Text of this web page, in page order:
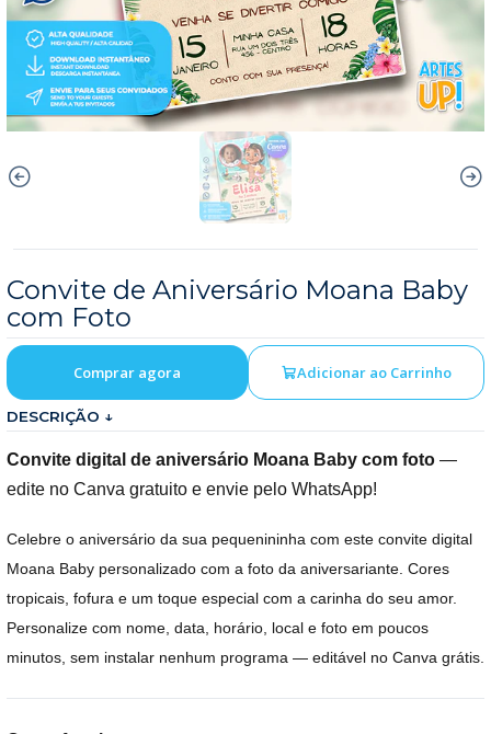
Convite de Aniversário Moana Baby
com Foto
Adicionar ao Carrinho
Comprar agora
DESCRIÇÃO ↓
Convite digital de aniversário Moana Baby com foto —
edite no Canva gratuito e envie pelo WhatsApp!
Celebre o aniversário da sua pequenininha com este convite digital
Moana Baby personalizado com a foto da aniversariante. Cores
tropicais, fofura e um toque especial com a carinha do seu amor.
Personalize com nome, data, horário, local e foto em poucos
minutos, sem instalar nenhum programa — editável no Canva grátis.